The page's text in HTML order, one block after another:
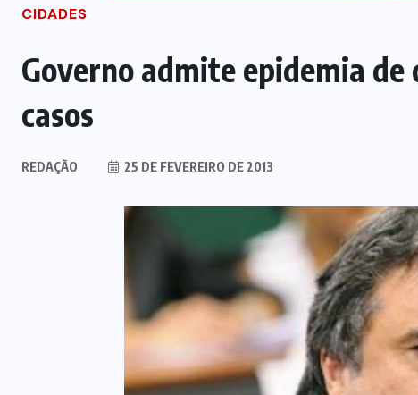
CIDADES
Governo admite epidemia
casos
REDAÇÃO 25 DE FEVEREIRO DE 2013